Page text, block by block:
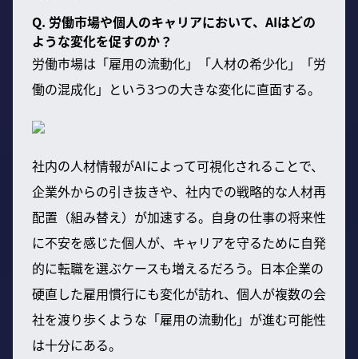
Q. 労働市場や個人のキャリアにおいて、AIはどの
ような変化を促すのか？
労働市場は「雇用の流動化」「人材の希少化」「労
働の混成化」という3つの大きな変化に直面する。
社内の人材情報がAIによって可視化されることで、
企業外からの引き抜きや、社内での戦略的な人材再
配置（組み替え）が加速する。自身の仕事の将来性
に不安を感じた個人が、キャリアを守るために自発
的に転職を選ぶケースも増えるだろう。日本企業の
硬直した雇用慣行にも変化が訪れ、個人が複数の会
社を渡り歩くような「雇用の流動化」が進む可能性
は十分にある。